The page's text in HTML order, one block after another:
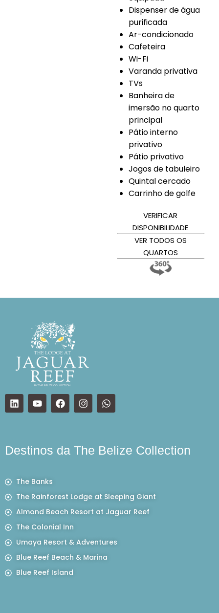
Dispenser de água
purificada
Ar-condicionado
Cafeteira
Wi-Fi
Varanda privativa
TVs
Banheira de
imersão no quarto
principal
Pátio interno
privativo
Pátio privativo
Jogos de tabuleiro
Quintal cercado
Carrinho de golfe
VERIFICAR
DISPONIBILIDADE
VER TODOS OS
QUARTOS
Destinos da The Belize Collection
The Banks
The Rainforest Lodge at Sleeping Giant
Almond Beach Resort at Jaguar Reef
The Colonial Inn
Umaya Resort & Adventures
Blue Reef Beach & Marina
Blue Reef Island